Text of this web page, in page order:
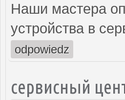
Наши мастера
устройства в
odpowiedz
сервисный